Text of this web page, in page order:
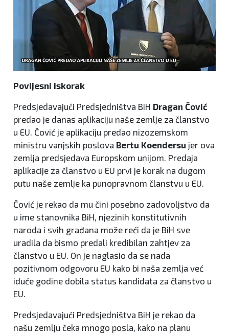
Povijesni iskorak
Predsjedavajući Predsjedništva BiH Dragan Čović
predao je danas aplikaciju naše zemlje za članstvo
u EU. Čović je aplikaciju predao nizozemskom
ministru vanjskih poslova Bertu Koendersu jer ova
zemlja predsjedava Europskom unijom. Predaja
aplikacije za članstvo u EU prvi je korak na dugom
putu naše zemlje ka punopravnom članstvu u EU.
Čović je rekao da mu čini posebno zadovoljstvo da
u ime stanovnika BiH, njezinih konstitutivnih
naroda i svih građana može reći da je BiH sve
uradila da bismo predali kredibilan zahtjev za
članstvo u EU. On je naglasio da se nada
pozitivnom odgovoru EU kako bi naša zemlja već
iduće godine dobila status kandidata za članstvo u
EU.
Predsjedavajući Predsjedništva BiH je rekao da
našu zemlju čeka mnogo posla, kako na planu